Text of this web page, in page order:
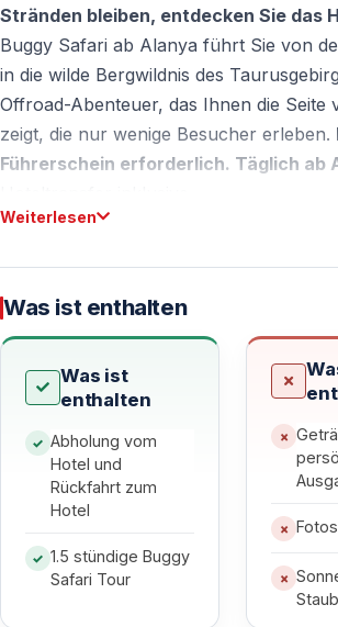
Stränden bleiben, entdecken Sie das
Buggy Safari ab Alanya führt Sie von
in die wilde Bergwildnis des
Offroad-Abenteuer, das Ihnen die Seite
zeigt, die nur wenige Besucher erleben.
Führerschein erforderlich. Täglich ab
Entdecken Sie Alanyas versteckte
Alanya ist bekannt für seine
Cleopatra-Strand und das lebhafte
hinter den Küstenattraktionen liegt eine
Landschaft — das raue Taurusgebirge
nur wenige Touristen erkunden.
Was diese Tour besonders macht:
Den Massen entkommen
—
Weiterlesen
Was ist enthalten
Was ist
enthalten
Abholung vom
Hotel und
Rückfahrt zum
Hotel
1.5 stündige Buggy
Safari Tour